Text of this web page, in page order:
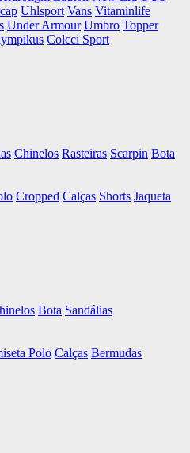
Uhlsport Vans Vitaminlife
Under Armour Umbro Topper
Colcci Sport
Chinelos Rasteiras Scarpin Bota
Cropped Calças Shorts Jaqueta
Bota Sandálias
Polo Calças Bermudas